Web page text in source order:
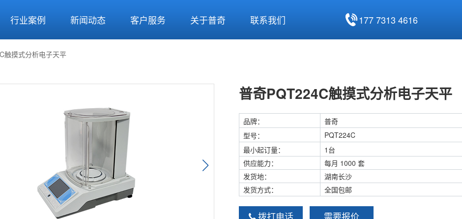
行业案例 新闻动态 客户服务 关于普奇 联系我们 177 7313 4616
触摸式分析电子天平
普奇PQT224C触摸式分析电子天平
品牌：
普奇
型号：
PQT224C
最小起订量：
1台
供应能力：
每月 1000 套
发货地：
湖南长沙
发货方式：
全国包邮
拨打电话 需要报价